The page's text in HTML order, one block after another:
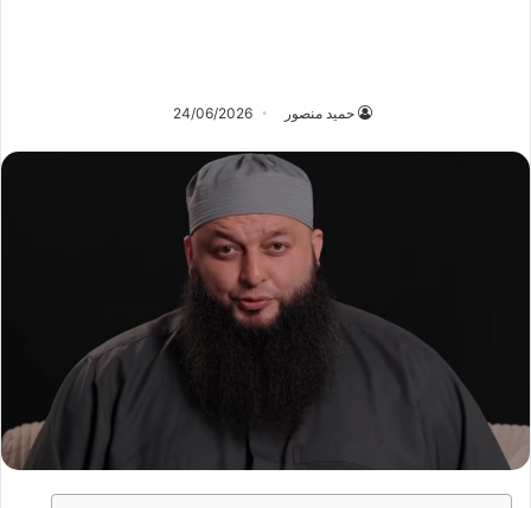
حميد منصور 24/06/2026